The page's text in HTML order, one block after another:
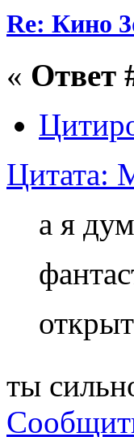
Re: Кино
« Ответ
Цитата:
а я
ты